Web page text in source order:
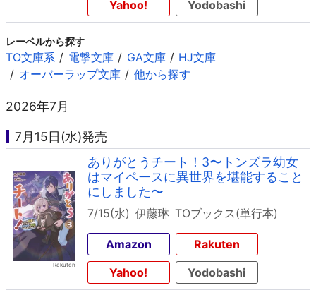
Yahoo! Yodobashi
レーベルから探す
TO文庫系 電撃文庫 GA文庫
HJ文庫
オーバーラップ文庫
他から探す
2026年7月
7月15日(水)発売
ありがとうチート！3〜トンズラ幼女
はマイペースに異世界を堪能すること
にしました〜
7/15(水) 伊藤琳 TOブックス(単行本)
Amazon
Rakuten
Yahoo!
Yodobashi